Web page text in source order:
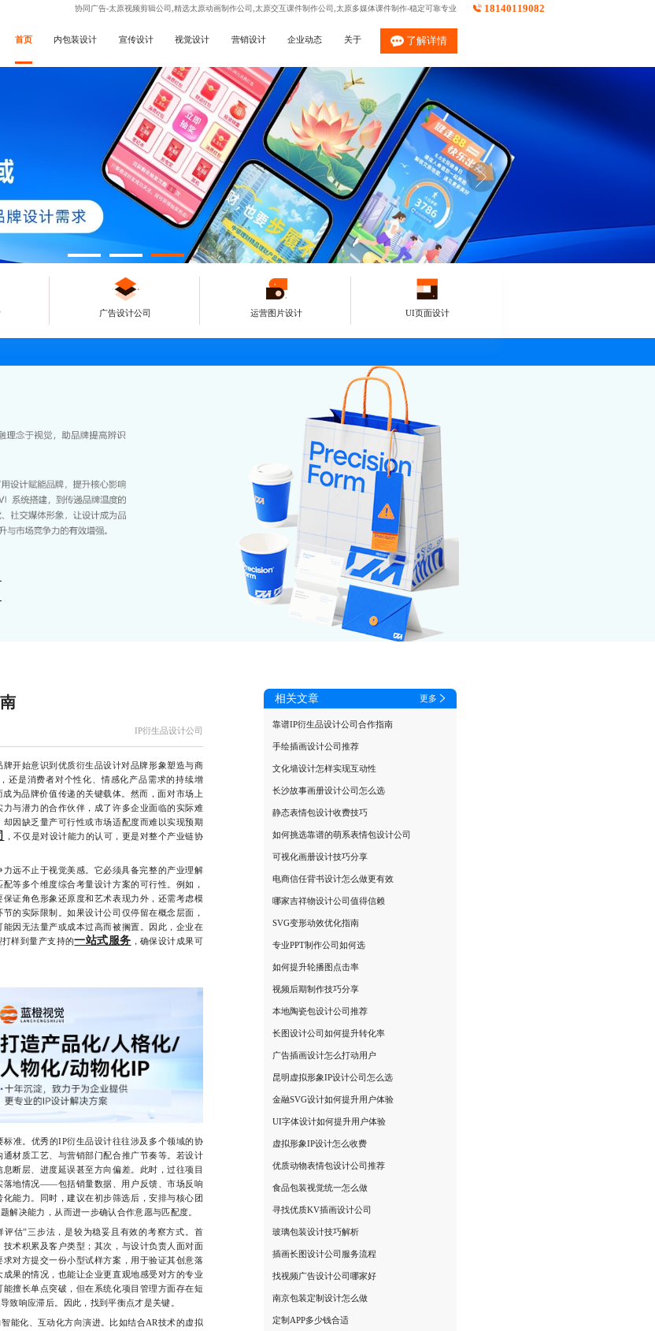
协同广告-太原视频剪辑公司,精选太原动画制作公司,太原交互课件制作公司,太原多媒体课件制作-稳定可靠专业 18140119082
首页 内包装设计 宣传设计 视觉设计 营销设计 企业动态 关于 了解详情
广告设计公司 运营图片设计 UI页面设计
IP衍生品设计公司
始意识到优质衍生品设计对品牌形象塑造与商
还是消费者对个性化、情感化产品需求的持续增
为品牌价值传递的关键载体。然而，面对市场上
与潜力的合作伙伴，成了许多企业面临的实际难
因缺乏量产可行性或市场适配度而难以实现预期
，不仅是对设计能力的认可，更是对整个产业链协
不止于视觉美感。它必须具备完整的产业理解
等多个维度综合考量设计方案的可行性。例如，
证角色形象还原度和艺术表现力外，还需考虑模
的实际限制。如果设计公司仅停留在概念层面，
因无法量产或成本过高而被搁置。因此，企业在
样到量产支持的一站式服务 ，确保设计成果可
准。优秀的IP衍生品设计往往涉及多个领域的协
材质工艺、与营销部门配合推广节奏等。若设计
断层、进度延误甚至方向偏差。此时，过往项目
落地情况——包括销量数据、用户反馈、市场反响
能力。同时，建议在初步筛选后，安排与核心团
解决能力，从而进一步确认合作意愿与匹配度。
估”三步法，是较为稳妥且有效的考察方式。首
术积累及客户类型；其次，与设计负责人面对面
对方提交一份小型试样方案，用于验证其创意落
果的情况，也能让企业更直观地感受对方的专业
擅长单点突破，但在系统化项目管理方面存在短
致响应滞后。因此，找到平衡点才是关键。
化、互动化方向演进。比如结合AR技术的虚拟
相关文章 更多
靠谱IP衍生品设计公司合作指南
手绘插画设计公司推荐
文化墙设计怎样实现互动性
长沙故事画册设计公司怎么选
静态表情包设计收费技巧
如何挑选靠谱的萌系表情包设计公司
可视化画册设计技巧分享
电商信任背书设计怎么做更有效
哪家吉祥物设计公司值得信赖
SVG变形动效优化指南
专业PPT制作公司如何选
如何提升轮播图点击率
视频后期制作技巧分享
本地陶瓷包设计公司推荐
长图设计公司如何提升转化率
广告插画设计怎么打动用户
昆明虚拟形象IP设计公司怎么选
金融SVG设计如何提升用户体验
UI字体设计如何提升用户体验
虚拟形象IP设计怎么收费
优质动物表情包设计公司推荐
食品包装视觉统一怎么做
寻找优质KV插画设计公司
玻璃包装设计技巧解析
插画长图设计公司服务流程
找视频广告设计公司哪家好
南京包装定制设计怎么做
定制APP多少钱合适